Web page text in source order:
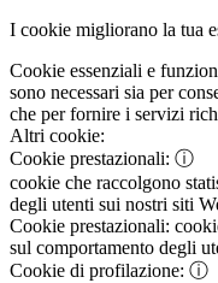
I cookie migliorano la tua
Cookie essenziali e
sono necessari sia per
che per fornire i servizi
Altri cookie:
Cookie prestazionali: ⓘ
cookie che raccolgono
degli utenti sui nostri siti
Cookie prestazionali:
sul comportamento degli
Cookie di profilazione: ⓘ